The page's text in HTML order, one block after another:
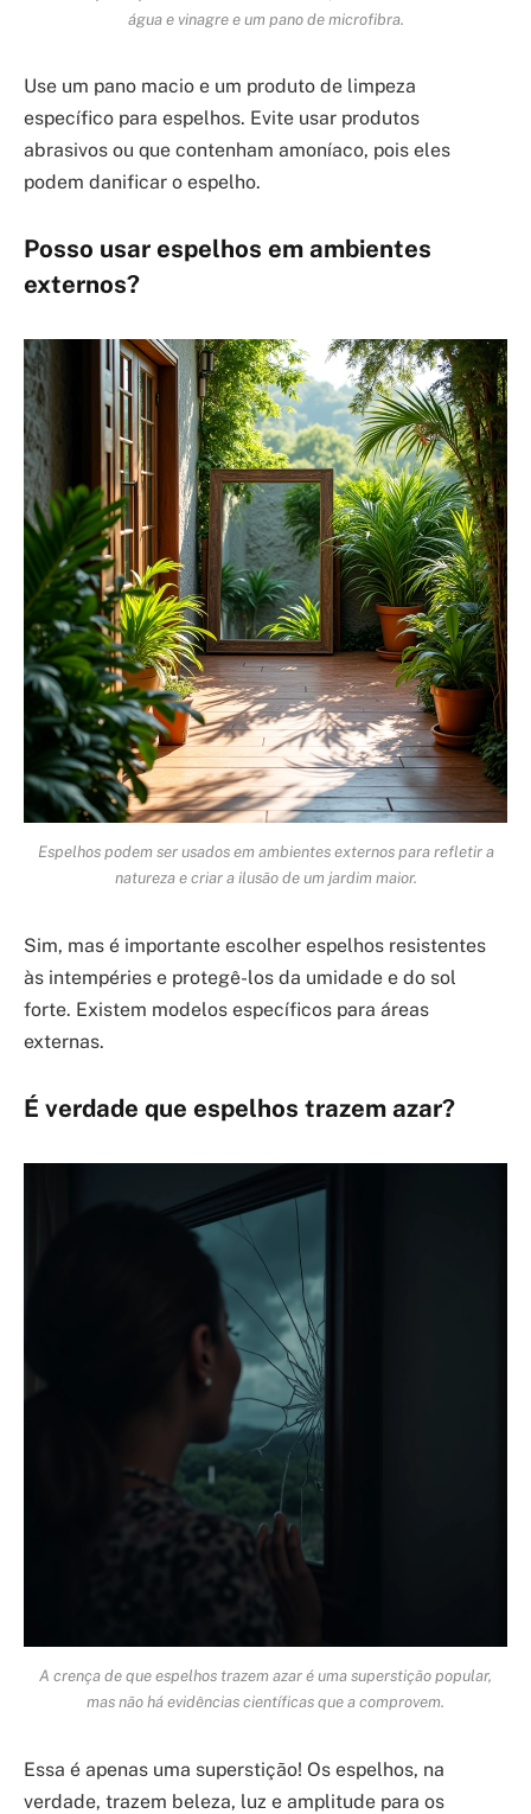
água e vinagre e um pano de microfibra.
Use um pano macio e um produto de limpeza
específico para espelhos. Evite usar produtos
abrasivos ou que contenham amoníaco, pois eles
podem danificar o espelho.
Posso usar espelhos em ambientes
externos?
Espelhos podem ser usados em ambientes externos para refletir a
natureza e criar a ilusão de um jardim maior.
Sim, mas é importante escolher espelhos resistentes
às intempéries e protegê-los da umidade e do sol
forte. Existem modelos específicos para áreas
externas.
É verdade que espelhos trazem azar?
A crença de que espelhos trazem azar é uma superstição popular,
mas não há evidências científicas que a comprovem.
Essa é apenas uma superstição! Os espelhos, na
verdade, trazem beleza, luz e amplitude para os